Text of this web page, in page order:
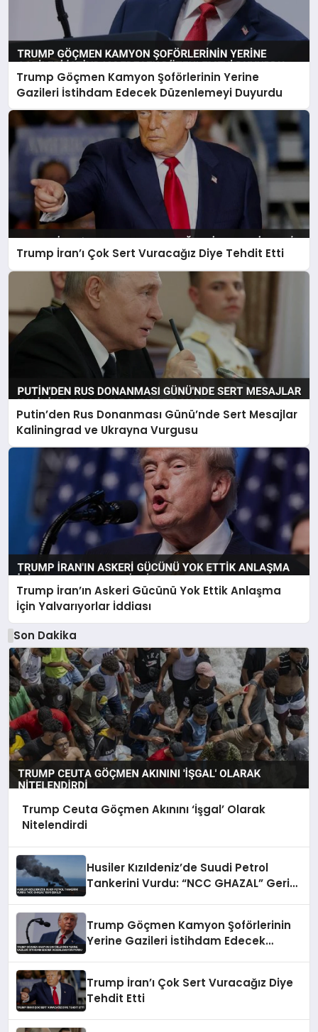
Trump Göçmen Kamyon Şoförlerinin Yerine
Gazileri İstihdam Edecek Düzenlemeyi Duyurdu
Trump İran’ı Çok Sert Vuracağız Diye Tehdit Etti
Putin’den Rus Donanması Günü’nde Sert Mesajlar
Kaliningrad ve Ukrayna Vurgusu
Trump İran’ın Askeri Gücünü Yok Ettik Anlaşma
İçin Yalvarıyorlar İddiası
Son Dakika
Trump Ceuta Göçmen Akınını ‘İşgal’ Olarak
Nitelendirdi
Husiler Kızıldeniz’de Suudi Petrol
Tankerini Vurdu: “NCC GHAZAL” Geri
Trump Göçmen Kamyon Şoförlerinin
Yerine Gazileri İstihdam Edecek
Trump İran’ı Çok Sert Vuracağız Diye
Tehdit Etti